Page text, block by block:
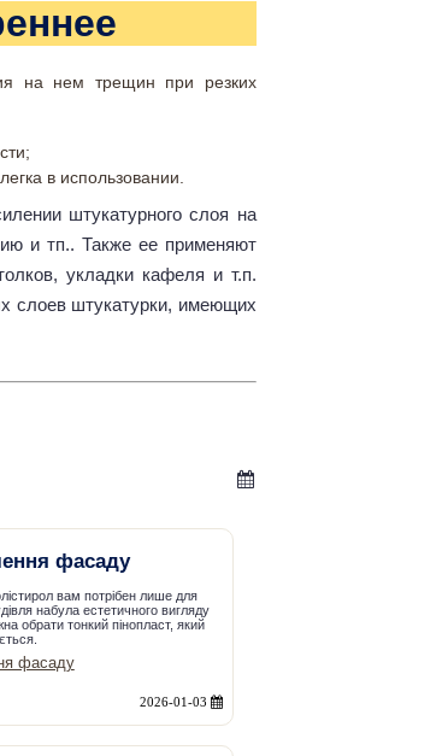
на нем трещин при резких
в использовании.
штукатурного слоя на
и тп.. Также ее применяют
укладки кафеля и т.п.
слоев штукатурки, имеющих
фасаду
вам потрібен лише для
набула естетичного вигляду
обрати тонкий пінопласт, який
фасаду
2026-01-03